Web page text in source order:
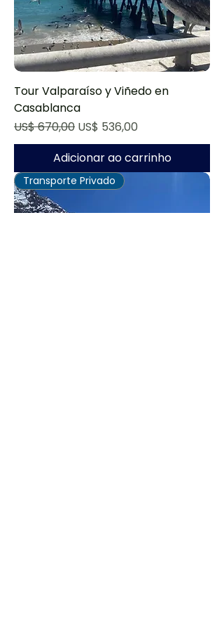
Tour Valparaíso y Viñedo en
Casablanca
Preço normal
US$ 670,00 Preço promocional
US$ 536,00
Adicionar ao carrinho
Transporte Privado